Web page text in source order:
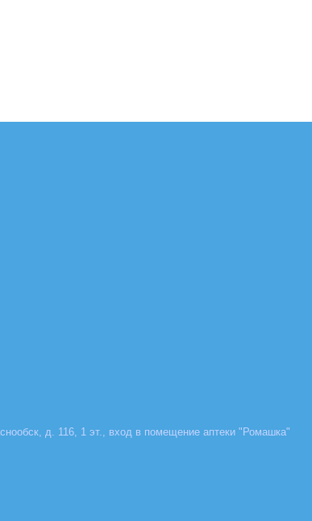
д. 116, 1 эт., вход в помещение аптеки "Ромашка"